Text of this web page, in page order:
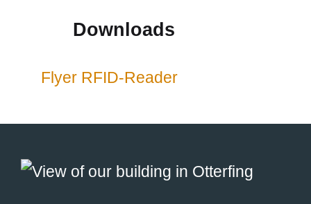
Downloads
Flyer RFID-Reader